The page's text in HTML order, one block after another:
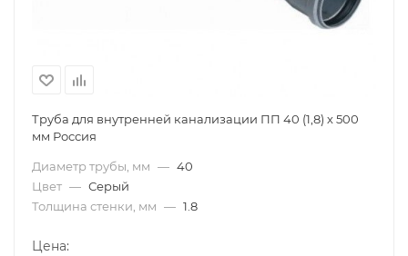
Труба для внутренней канализации ПП 40 (1,8) х 500
мм Россия
Диаметр трубы, мм — 40
Цвет — Серый
Толщина стенки, мм — 1.8
Цена: